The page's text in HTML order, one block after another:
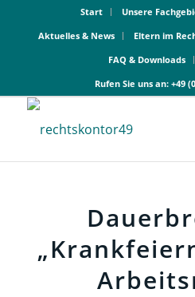
Start Unsere
Aktuelles & News
Eltern im
FAQ & Downloads
Rufen Sie uns an:+49